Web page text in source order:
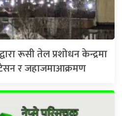
रूसी तेल प्रशोधन केन्द्रमा
र जहाजमाआक्रमण